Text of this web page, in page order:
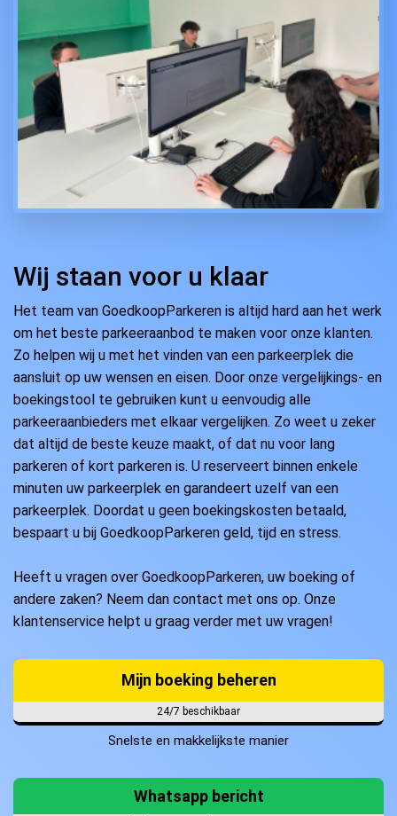
Wij staan voor u klaar
Het team van GoedkoopParkeren is altijd hard aan het werk
om het beste parkeeraanbod te maken voor onze klanten.
Zo helpen wij u met het vinden van een parkeerplek die
aansluit op uw wensen en eisen. Door onze vergelijkings- en
boekingstool te gebruiken kunt u eenvoudig alle
parkeeraanbieders met elkaar vergelijken. Zo weet u zeker
dat altijd de beste keuze maakt, of dat nu voor lang
parkeren of kort parkeren is. U reserveert binnen enkele
minuten uw parkeerplek en garandeert uzelf van een
parkeerplek. Doordat u geen boekingskosten betaald,
bespaart u bij GoedkoopParkeren geld, tijd en stress.
Heeft u vragen over GoedkoopParkeren, uw boeking of
andere zaken? Neem dan contact met ons op. Onze
klantenservice helpt u graag verder met uw vragen!
Mijn boeking beheren
24/7 beschikbaar
Snelste en makkelijkste manier
Whatsapp bericht